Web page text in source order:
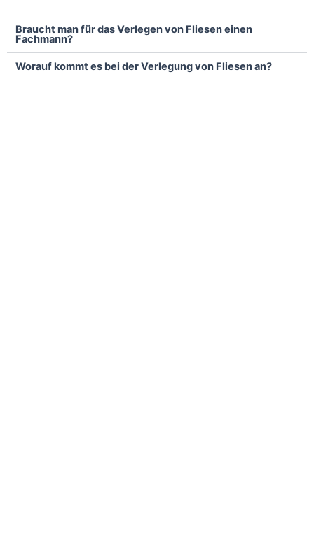
Braucht man für das Verlegen von Fliesen einen
Fachmann?
Worauf kommt es bei der Verlegung von Fliesen an?